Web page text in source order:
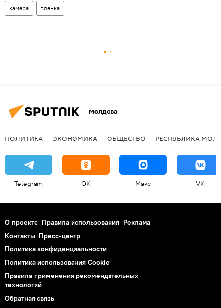
камера пленка
Молдова
ПОЛИТИКА ЭКОНОМИКА ОБЩЕСТВО РЕСПУБЛИКА
Telegram OK Макс VK
О проекте Правила использования Реклама
Контакты Пресс-центр
Политика конфиденциальности
Политика использования Cookie
Правила применения рекомендательных
технологий
Обратная связь